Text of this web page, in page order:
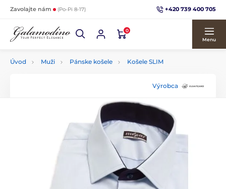
Zavolajte nám (Po-Pi 8-17) +420 739 400 705
0
Menu
Úvod Muži Pánske košele Košele SLIM
Výrobca